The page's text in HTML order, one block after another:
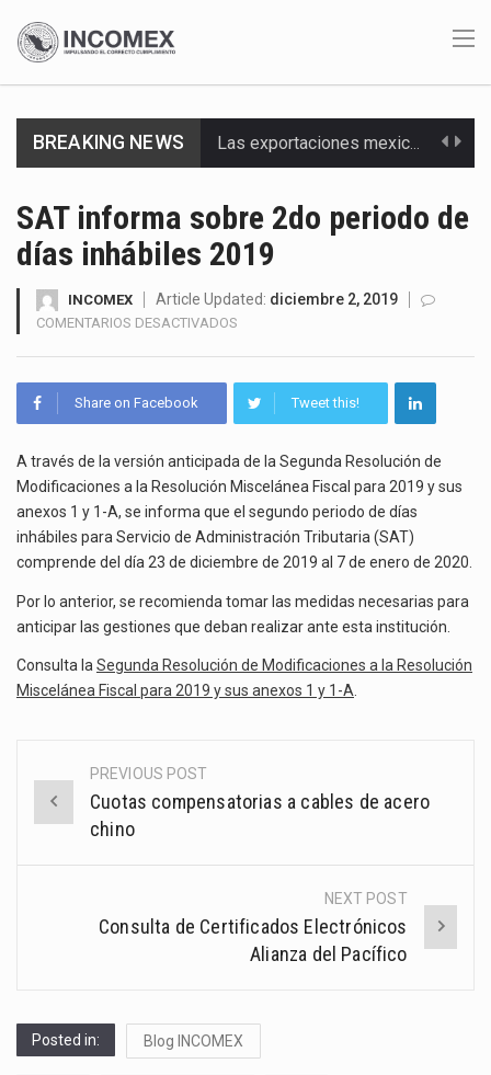
BREAKING NEWS Las exportaciones mexicanas de vehículos ligeros disminuyeron 9.67 % en julio a tasa anual, alcanzando…
Solo el 17.8 % de las empresas en México se considera totalmente preparada para la…
Los créditos fiscales determinados a empresas IMMEX rara vez nacen de una interpretación equivocada de…
La inversión fija bruta en México registró un aumento de 1.1% interanual en mayo de…
El gobierno de Estados Unidos anunciará un arancel del 15 % sobre los productos fabricados…
El Departamento de Agricultura de Estados Unidos (USDA) suspendió el 5 de agosto de 2026…
SAT informa sobre 2do periodo de
días inhábiles 2019
INCOMEX Article Updated: diciembre 2, 2019
COMENTARIOS DESACTIVADOS
SOBRE
2DO
DE
DÍAS
INHÁBILES
2019
Share on Facebook Tweet this!
A través de la versión anticipada de la Segunda Resolución de
Modificaciones a la Resolución Miscelánea Fiscal para 2019 y sus
anexos 1 y 1-A, se informa que el segundo periodo de días
inhábiles para Servicio de Administración Tributaria (SAT)
comprende del día 23 de diciembre de 2019 al 7 de enero de 2020.
Por lo anterior, se recomienda tomar las medidas necesarias para
anticipar las gestiones que deban realizar ante esta institución.
Consulta la Segunda Resolución de Modificaciones a la Resolución
Miscelánea Fiscal para 2019 y sus anexos 1 y 1-A
Post
navigation
PREVIOUS POST
Cuotas compensatorias a cables de acero
chino
NEXT POST
Consulta de Certificados Electrónicos
Alianza del Pacífico
Posted in: Blog INCOMEX